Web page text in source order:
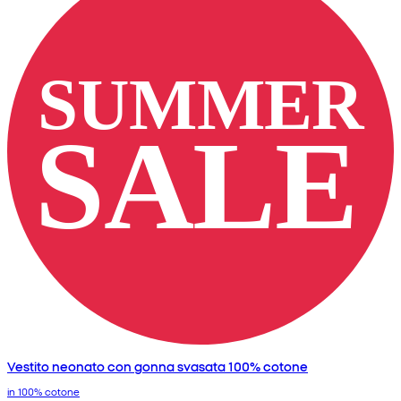
Vestito neonato con gonna svasata 100% cotone
in 100% cotone